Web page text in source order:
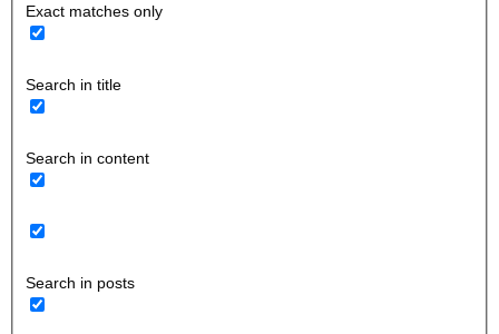
Exact matches only
Search in title
Search in content
Search in posts